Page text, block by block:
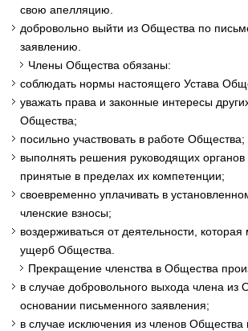
свою апелляцию.
добровольно выйти из Общества по
заявлению.
Члены Общества обязаны:
соблюдать нормы настоящего Устава
уважать права и законные интересы
Общества;
посильно участвовать в работе Общества;
выполнять решения руководящих органов
принятые в пределах их компетенции;
своевременно уплачивать в
членские взносы;
воздерживаться от деятельности,
ущерб Общества.
Прекращение членства в Общества
в случае добровольного выхода члена из
основании письменного заявления;
в случае исключения из членов